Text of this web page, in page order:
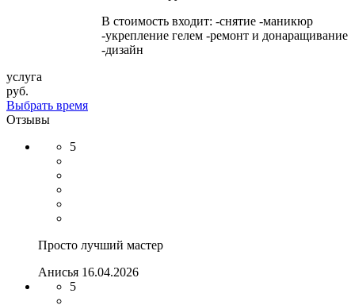
В стоимость входит: -снятие -маникюр
-укрепление гелем -ремонт и донаращивание
-дизайн
услуга
руб.
Выбрать время
Отзывы
5
Просто лучший мастер
Анисья 16.04.2026
5